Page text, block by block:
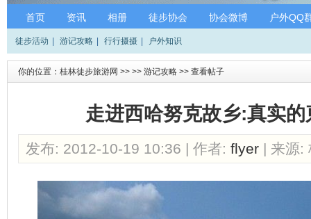
首页 资讯 相册 徒步协会 协会微博 户外QQ
徒步活动 游记攻略 行行摄摄 户外知识
你的位置： 桂林徒步旅游网 >> >> 游记攻略 >> 查看帖子
走进西哈努克故乡:真实
发布: 2012-10-19 10:36 | 作者: flyer | 来源: